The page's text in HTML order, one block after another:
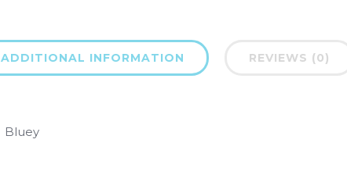
ADDITIONAL INFORMATION REVIEWS (0)
Bluey